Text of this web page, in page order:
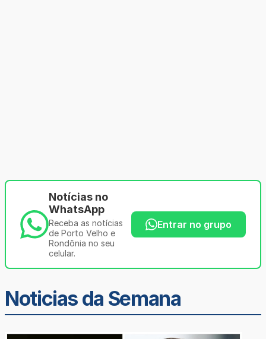
Notícias no
WhatsApp
Receba as notícias
de Porto Velho e
Rondônia no seu
celular.
Entrar no grupo
Noticias da Semana